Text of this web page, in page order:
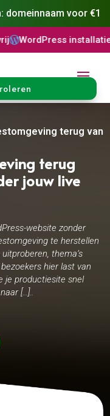
domeinnaam voor €1
DNS Beheer
terug
terug
jouw live
website zonder
te herstellen
thema’s
hier last van
je productiesite snel
[…]..